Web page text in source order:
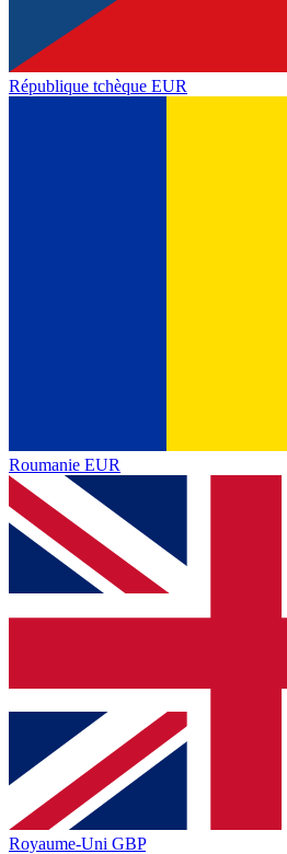
République tchèque EUR
Roumanie EUR
Royaume-Uni GBP